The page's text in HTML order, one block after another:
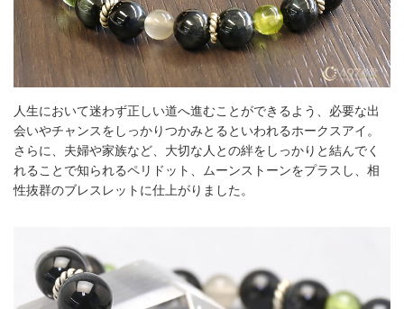
人生において迷わず正しい道へ進むことができるよう、必要な出
会いやチャンスをしっかりつかみとるといわれるホークスアイ。
さらに、夫婦や家族など、大切な人との絆をしっかりと結んでく
れることで知られるペリドット、ムーンストーンをプラスし、相
性抜群のブレスレットに仕上がりました。